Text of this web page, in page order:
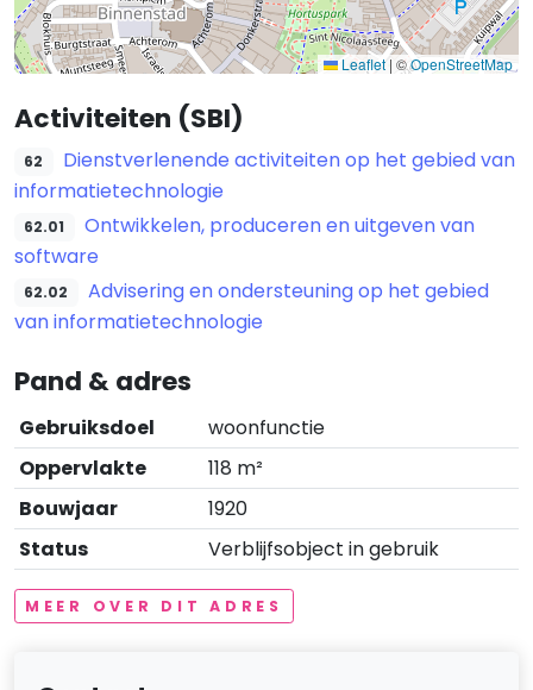
Leaflet | ©OpenStreetMap
Activiteiten (SBI)
62
Dienstverlenende activiteiten op het gebied van
informatietechnologie
62.01
Ontwikkelen, produceren en uitgeven van
software
62.02
Advisering en ondersteuning op het gebied
van informatietechnologie
Pand & adres
Gebruiksdoel
woonfunctie
Oppervlakte
118 m²
Bouwjaar
1920
Status
Verblijfsobject in gebruik
MEER OVER DIT ADRES